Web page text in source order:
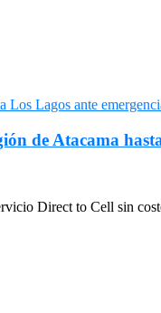
de Atacama
Direct to Cell sin